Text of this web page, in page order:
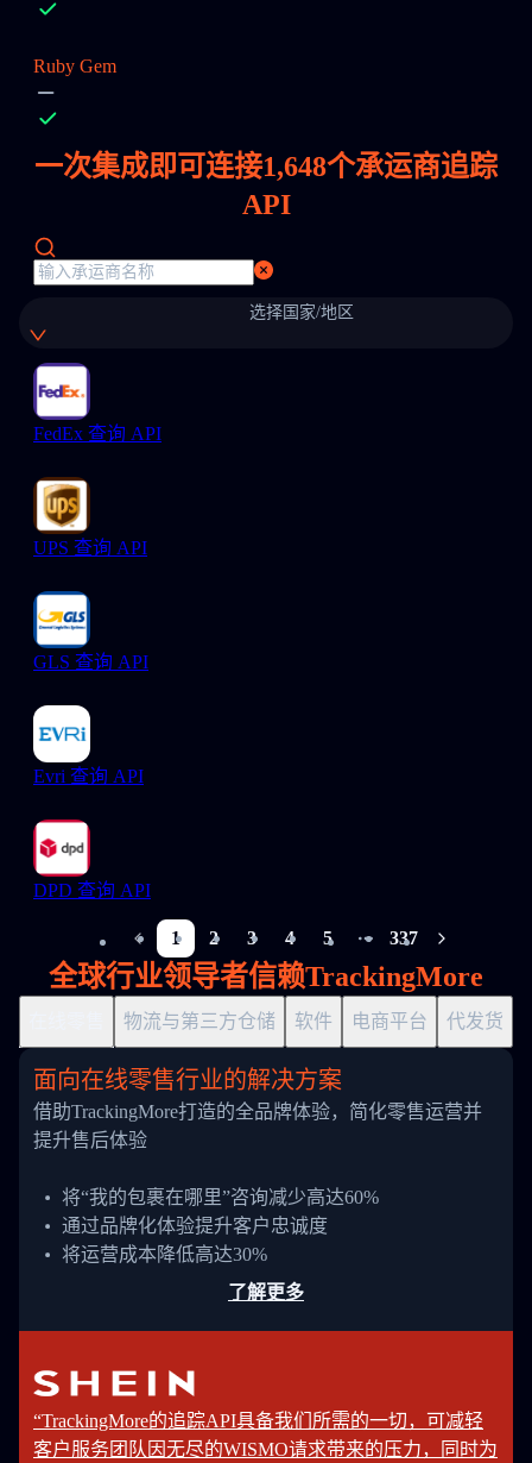
Ruby Gem
一次集成即可连接1,648个承运商追踪
API
选择国家/地区
FedEx 查询 API
UPS 查询 API
GLS 查询 API
Evri 查询 API
DPD 查询 API
1 2 3 4 5
More pages
337
全球行业领导者信赖TrackingMore
物流与第三方仓储 软件 电商平台 代发货
面向在线零售行业的解决方案
借助TrackingMore打造的全品牌体验，简化零售运营并
提升售后体验
将“我的包裹在哪里”咨询减少高达60%
通过品牌化体验提升客户忠诚度
将运营成本降低高达30%
了解更多
“TrackingMore的追踪API具备我们所需的一切，可减轻
客户服务团队因无尽的WISMO请求带来的压力，同时为